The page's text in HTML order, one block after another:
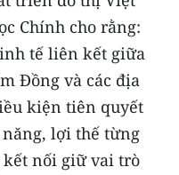
TâyChính cho rằng:
tế liên kết giữa
Đồng và các địa
kiện tiên quyết
lợi thế từng
kết nối giữ vai trò